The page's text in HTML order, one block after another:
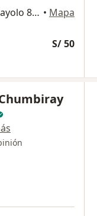
Avenida Santiago Antunez de Mayolo 859, Lima • Mapa
S/ 50